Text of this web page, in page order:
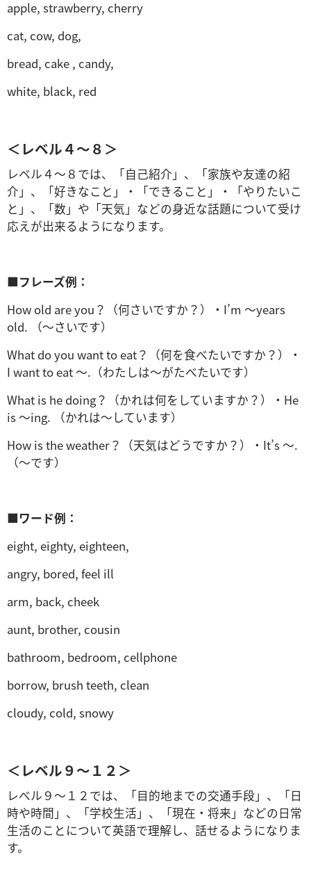
apple, strawberry, cherry
cat, cow, dog,
bread, cake , candy,
white, black, red
＜レベル４～８＞
レベル４～８では、「自己紹介」、「家族や友達の紹
介」、「好きなこと」・「できること」・「やりたいこ
と」、「数」や「天気」などの身近な話題について受け
応えが出来るようになります。
■フレーズ例：
How old are you？（何さいですか？）・I’m ～years
old. （～さいです）
What do you want to eat？（何を食べたいですか？）・
I want to eat ～.（わたしは～がたべたいです）
What is he doing？（かれは何をしていますか？）・He
is ～ing. （かれは～しています）
How is the weather？（天気はどうですか？）・It’s ～.
（～です）
■ワード例：
eight, eighty, eighteen,
angry, bored, feel ill
arm, back, cheek
aunt, brother, cousin
bathroom, bedroom, cellphone
borrow, brush teeth, clean
cloudy, cold, snowy
＜レベル９～１２＞
レべル９～１２では、「目的地までの交通手段」、「日
時や時間」、「学校生活」、「現在・将来」などの日常
生活のことについて英語で理解し、話せるようになりま
す。